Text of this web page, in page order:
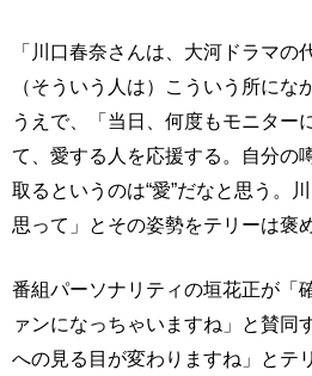
「川口春奈さんは、大河ドラマの
（そういう人は）こういう所にな
うえで、「当日、何度もモニター
て、愛する人を応援する。自分の
取るというのは“愛”だなと思う。
思って」とその姿勢をテリーは褒
番組パーソナリティの垣花正が「
ァンになっちゃいますね」と賛同
への見る目が変わりますね」とテ